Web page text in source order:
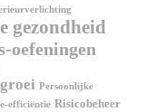
gezondheid
oefeningen
Persoonlijke
efficiëntie Risicobeheer